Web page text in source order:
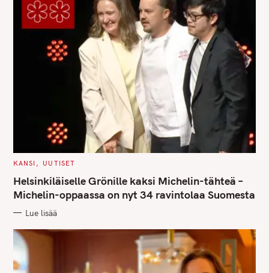
C
T
E
G
O
I
S
KANSI UUTISET
Helsinkiläiselle Grönille kaksi Michelin-tähteä –
Michelin-oppaassa on nyt 34 ravintolaa Suomesta
Lue lisää